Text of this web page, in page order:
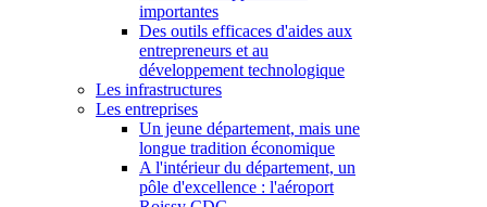
importantes
Des outils efficaces d'aides aux
entrepreneurs et au
développement technologique
Les infrastructures
Les entreprises
Un jeune département, mais une
longue tradition économique
A l'intérieur du département, un
pôle d'excellence : l'aéroport